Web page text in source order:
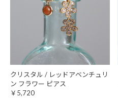
クリスタル / レッドアベンチュリ
ン フラワー ピアス
￥5,720